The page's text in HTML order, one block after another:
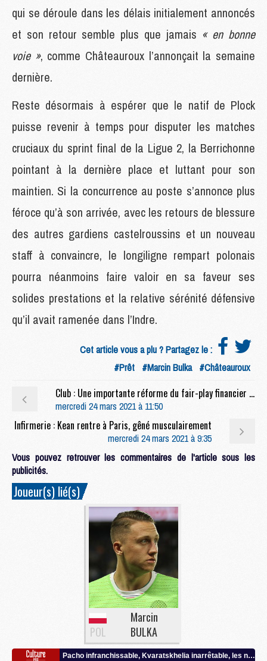
qui se déroule dans les délais initialement annoncés
et son retour semble plus que jamais « en bonne
voie », comme Châteauroux l’annonçait la semaine
dernière.
Reste désormais à espérer que le natif de Plock
puisse revenir à temps pour disputer les matches
cruciaux du sprint final de la Ligue 2, la Berrichonne
pointant à la dernière place et luttant pour son
maintien. Si la concurrence au poste s’annonce plus
féroce qu’à son arrivée, avec les retours de blessure
des autres gardiens castelroussins et un nouveau
staff à convaincre, le longiligne rempart polonais
pourra néanmoins faire valoir en sa faveur ses
solides prestations et la relative sérénité défensive
qu’il avait ramenée dans l’Indre.
Cet article vous a plu ? Partagez le :
#Prêt #Marcin Bulka #Châteauroux
Club : Une importante réforme du fair-play financier attendue sous peu (Gazzetta)
mercredi 24 mars 2021 à 11:50
Infirmerie : Kean rentre à Paris, gêné musculairement
mercredi 24 mars 2021 à 9:35
Vous pouvez retrouver les commentaires de l'article sous les
publicités.
Joueur(s) lié(s)
POL
Marcin
BULKA